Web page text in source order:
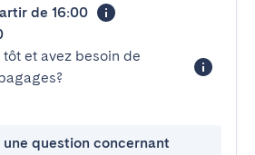
de 16:00
et avez besoin de
une question concernant